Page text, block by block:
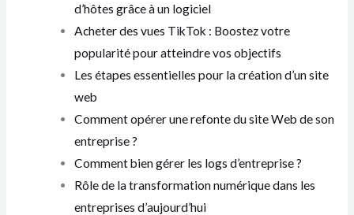
d’hôtes grâce à un logiciel
Acheter des vues TikTok : Boostez votre
popularité pour atteindre vos objectifs
Les étapes essentielles pour la création d’un site
web
Comment opérer une refonte du site Web de son
entreprise ?
Comment bien gérer les logs d’entreprise ?
Rôle de la transformation numérique dans les
entreprises d’aujourd’hui